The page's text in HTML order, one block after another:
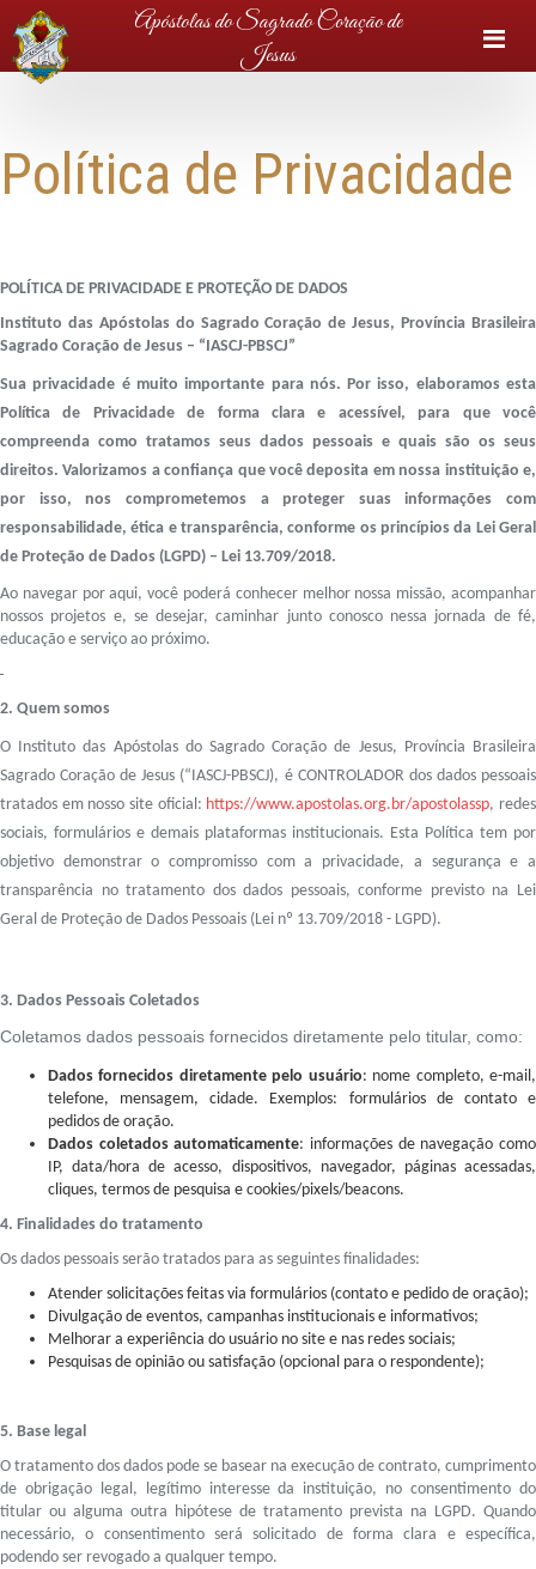
Apóstolas do Sagrado Coração de
Jesus
Política de Privacidade
POLÍTICA DE PRIVACIDADE E PROTEÇÃO DE DADOS
Instituto das Apóstolas do Sagrado Coração de Jesus, Província Brasileira
Sagrado Coração de Jesus – “IASCJ-PBSCJ”
Sua privacidade é muito importante para nós. Por isso, elaboramos esta
Política de Privacidade de forma clara e acessível, para que você
compreenda como tratamos seus dados pessoais e quais são os seus
direitos. Valorizamos a confiança que você deposita em nossa instituição e,
por isso, nos comprometemos a proteger suas informações com
responsabilidade, ética e transparência, conforme os princípios da Lei Geral
de Proteção de Dados (LGPD) – Lei 13.709/2018.
Ao navegar por aqui, você poderá conhecer melhor nossa missão, acompanhar
nossos projetos e, se desejar, caminhar junto conosco nessa jornada de fé,
educação e serviço ao próximo.
2. Quem somos
O Instituto das Apóstolas do Sagrado Coração de Jesus, Província Brasileira
Sagrado Coração de Jesus (“IASCJ-PBSCJ), é CONTROLADOR dos dados pessoais
tratados em nosso site oficial: https://www.apostolas.org.br/apostolassp, redes
sociais, formulários e demais plataformas institucionais. Esta Política tem por
objetivo demonstrar o compromisso com a privacidade, a segurança e a
transparência no tratamento dos dados pessoais, conforme previsto na Lei
Geral de Proteção de Dados Pessoais (Lei nº 13.709/2018 - LGPD).
3. Dados Pessoais Coletados
Coletamos dados pessoais fornecidos diretamente pelo titular, como:
Dados fornecidos diretamente pelo usuário: nome completo, e-mail,
telefone, mensagem, cidade. Exemplos: formulários de contato e
pedidos de oração.
Dados coletados automaticamente: informações de navegação como
IP, data/hora de acesso, dispositivos, navegador, páginas acessadas,
cliques, termos de pesquisa e cookies/pixels/beacons.
4. Finalidades do tratamento
Os dados pessoais serão tratados para as seguintes finalidades:
Atender solicitações feitas via formulários (contato e pedido de oração);
Divulgação de eventos, campanhas institucionais e informativos;
Melhorar a experiência do usuário no site e nas redes sociais;
Pesquisas de opinião ou satisfação (opcional para o respondente);
5. Base legal
O tratamento dos dados pode se basear na execução de contrato, cumprimento
de obrigação legal, legítimo interesse da instituição, no consentimento do
titular ou alguma outra hipótese de tratamento prevista na LGPD. Quando
necessário, o consentimento será solicitado de forma clara e específica,
podendo ser revogado a qualquer tempo.